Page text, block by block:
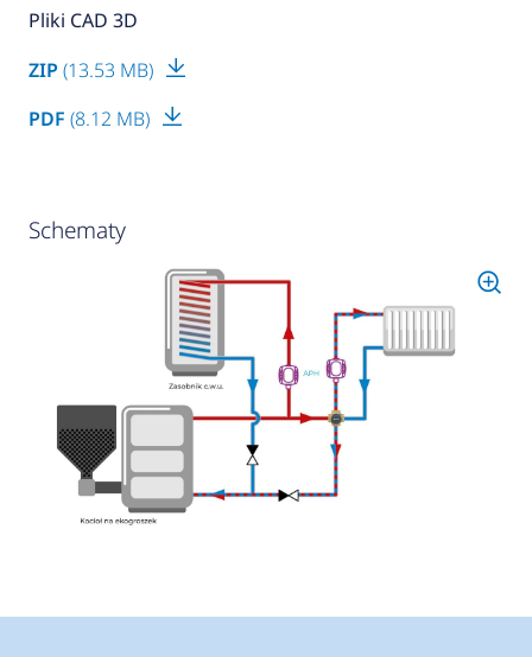
Pliki CAD 3D
ZIP (13.53 MB)
PDF (8.12 MB)
Schematy